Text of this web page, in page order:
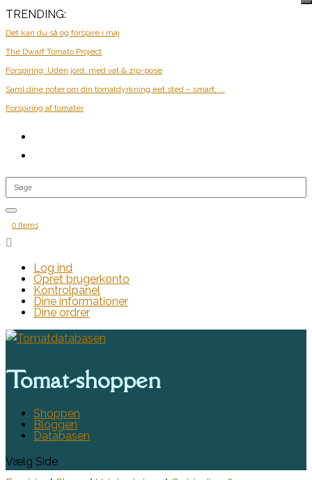
TRENDING:
Det kan du så og forspire i maj
The Dwarf Tomato Project
Forspiring: Uden jord, med vat & zip-pose
Saml dine noter om din tomatdyrkning eet sted – smart, ...
Forspiring af tomater
0 Items

Log ind
Opret brugerkonto
Kontrolpanel
Dine informationer
Dine ordrer
Tomat-shoppen
Shoppen
Bloggen
Databasen
Vælg Side